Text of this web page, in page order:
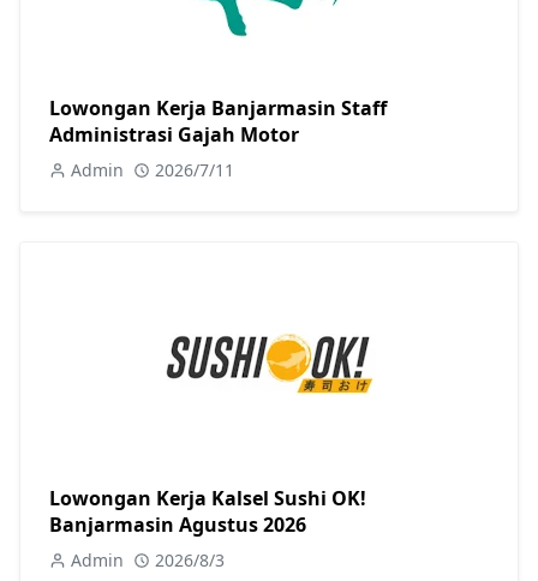
Lowongan Kerja Banjarmasin Staff
Administrasi Gajah Motor
Admin 2026/7/11
Lowongan Kerja Kalsel Sushi OK!
Banjarmasin Agustus 2026
Admin 2026/8/3